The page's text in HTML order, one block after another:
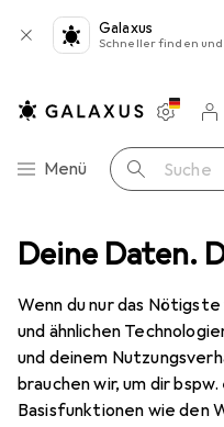
Deine Daten.
Wenn du nur das
und ähnlichen
und deinem
brauchen wir, um dir
Basisfunktionen wie den
Galaxus
Schneller finden
Navigation nach Kategorien
Menü Suche
Merklisten
Warenkorb
Medien Bücher
EUR
14,–